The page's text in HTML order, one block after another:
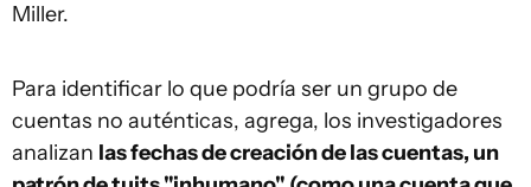
Miller.
Para identificar lo que podría ser un grupo de
cuentas no auténticas, agrega, los investigadores
analizan las fechas de creación de las cuentas, un